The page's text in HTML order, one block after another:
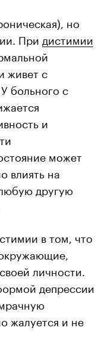
но
При дистимии
живет с
больного с
и
может
влиять на
другую
в том, что
личности.
депрессии
жалуется и не